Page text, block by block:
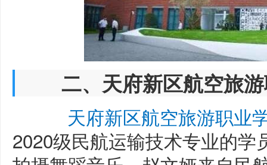
二、天府新区航空旅游
天府新区航空旅游职业
2020级民航运输技术专业的